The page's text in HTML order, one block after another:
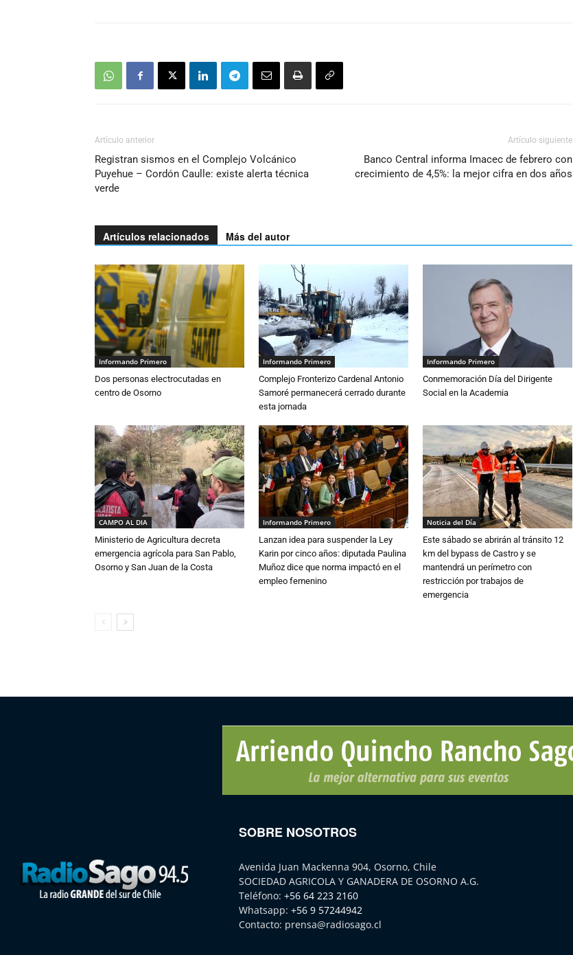
Artículo anterior
Registran sismos en el Complejo Volcánico
Puyehue – Cordón Caulle: existe alerta técnica
verde
Artículo siguiente
Banco Central informa Imacec de febrero con
crecimiento de 4,5%: la mejor cifra en dos años
Artículos relacionados Más del autor
Informando Primero
Dos personas electrocutadas en
centro de Osorno
Informando Primero
Complejo Fronterizo Cardenal Antonio
Samoré permanecerá cerrado durante
esta jornada
Informando Primero
Conmemoración Día del Dirigente
Social en la Academia
CAMPO AL DIA
Ministerio de Agricultura decreta
emergencia agrícola para San Pablo,
Osorno y San Juan de la Costa
Informando Primero
Lanzan idea para suspender la Ley
Karin por cinco años: diputada Paulina
Muñoz dice que norma impactó en el
empleo femenino
Noticia del Día
Este sábado se abrirán al tránsito 12
km del bypass de Castro y se
mantendrá un perímetro con
restricción por trabajos de
emergencia
SOBRE NOSOTROS
Avenida Juan Mackenna 904, Osorno, Chile
SOCIEDAD AGRICOLA Y GANADERA DE OSORNO A.G.
Teléfono: +56 64 223 2160
Whatsapp: +56 9 57244942
Contacto: prensa@radiosago.cl